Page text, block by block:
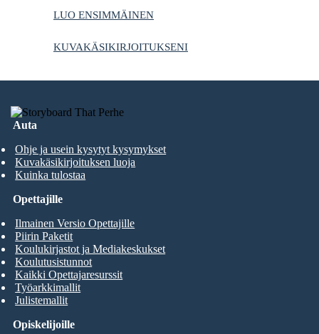
LUO ENSIMMÄINEN
KUVAKÄSIKIRJOITUKSENI
Auta
Ohje ja usein kysytyt kysymykset
Kuvakäsikirjoituksen luoja
Kuinka tulostaa
Opiskelijoille
Opettajille
Ilmainen Versio Opettajille
Piirin Paketit
Koulukirjastot ja Mediakeskukset
Koulutusistunnot
Kaikki Opettajaresurssit
Työarkkimallit
Julistemallit